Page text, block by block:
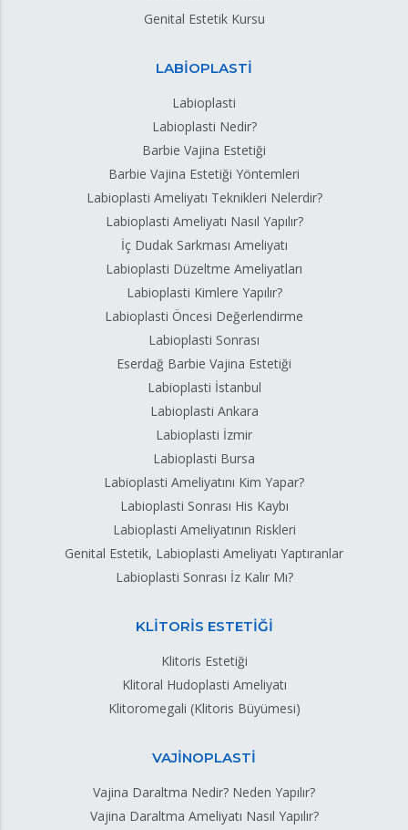
Genital Estetik Kursu
LABİOPLASTİ
Labioplasti
Labioplasti Nedir?
Barbie Vajina Estetiği
Barbie Vajina Estetiği Yöntemleri
Labioplasti Ameliyatı Teknikleri Nelerdir?
Labioplasti Ameliyatı Nasıl Yapılır?
İç Dudak Sarkması Ameliyatı
Labioplasti Düzeltme Ameliyatları
Labioplasti Kimlere Yapılır?
Labioplasti Öncesi Değerlendirme
Labioplasti Sonrası
Eserdağ Barbie Vajina Estetiği
Labioplasti İstanbul
Labioplasti Ankara
Labioplasti İzmir
Labioplasti Bursa
Labioplasti Ameliyatını Kim Yapar?
Labioplasti Sonrası His Kaybı
Labioplasti Ameliyatının Riskleri
Genital Estetik, Labioplasti Ameliyatı Yaptıranlar
Labioplasti Sonrası İz Kalır Mı?
KLİTORİS ESTETİĞİ
Klitoris Estetiği
Klitoral Hudoplasti Ameliyatı
Klitoromegali (Klitoris Büyümesi)
VAJİNOPLASTİ
Vajina Daraltma Nedir? Neden Yapılır?
Vajina Daraltma Ameliyatı Nasıl Yapılır?